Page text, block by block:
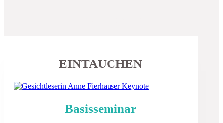
EINTAUCHEN
Basisseminar